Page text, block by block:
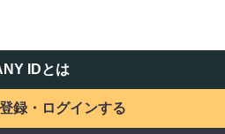
IDとは
録・ログインする